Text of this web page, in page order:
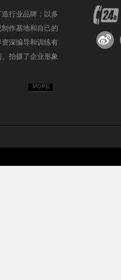
行业品牌；以多
作基地和自己的
深编导和训练有
拍摄了企业形象
MORE